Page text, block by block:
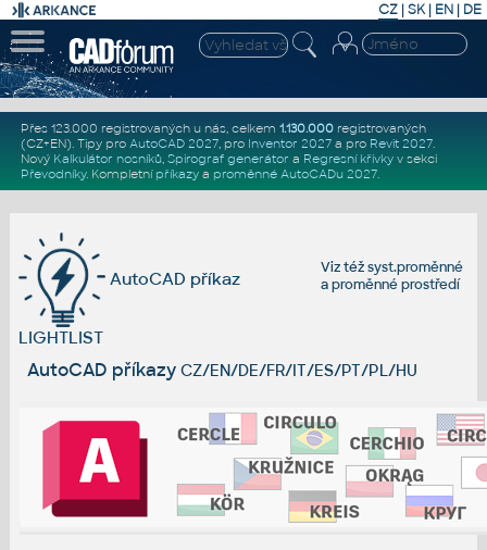
CZ | SK| EN | DE
Přes 123.000 registrovaných u nás, celkem 1.130.000registrovaných
(CZ+EN). Tipy pro AutoCAD 2027, pro Inventor 2027a pro Revit 2027.
Nový Kalkulátor nosníků, Spirograf generátor a Regresní křivkyv sekci
Převodníky. Kompletní příkazya proměnné AutoCADu 2027.
Viz téžsyst.proměnné
aproměnné prostředí
AutoCAD příkaz
LIGHTLIST
AutoCAD příkazy CZ/EN/DE/FR/IT/ES/PT/PL/HU